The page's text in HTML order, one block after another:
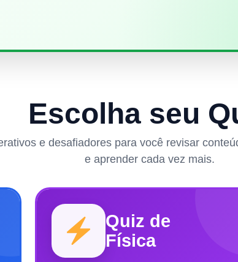
Escolha seu
e desafiadores para você revisar
e aprender cada vez mais.
Quiz de
Física